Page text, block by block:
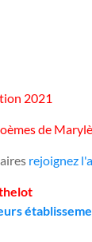
2021
de
rejoignez